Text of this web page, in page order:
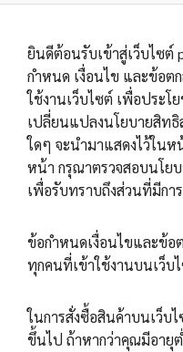
ยินดีต้อนรับเข้าสู่เว็บไซต์
กำหนด เงื่อนไข และข้อต
ใช้งานเว็บไซต์ เพื่อประโ
เปลี่ยนแปลงนโยบายสิท
ใดๆ จะนำมาแสดงไว้ในห
หน้า กรุณาตรวจสอบนโย
เพื่อรับทราบถึงส่วนที่มีกา
ข้อกำหนดเงื่อนไขและข้อ
ทุกคนที่เข้าใช้งานบนเว็บ
ในการสั่งซื้อสินค้าบนเว็บ
ขึ้นไป ถ้าหากว่าคุณมีอายุ